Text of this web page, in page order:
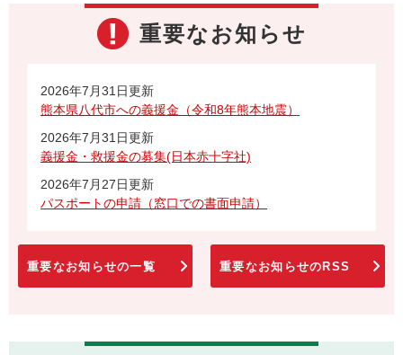
重要なお知らせ
2026年7月31日更新
熊本県八代市への義援金（令和8年熊本地震）
2026年7月31日更新
義援金・救援金の募集(日本赤十字社)
2026年7月27日更新
パスポートの申請（窓口での書面申請）
重要なお知らせの一覧 重要なお知らせのRSS